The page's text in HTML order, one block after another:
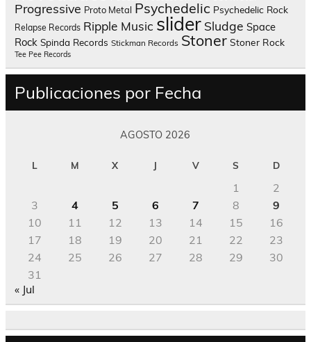
Progressive Proto Metal Psychedelic Psychedelic Rock
Relapse Records Ripple Music slider Sludge Space
Rock Spinda Records Stickman Records Stoner Stoner Rock
Tee Pee Records
Publicaciones por Fecha
AGOSTO 2026
L M X J V S D
1
2
3
4 5 6 7 8
9
10
11 12 13 14 15
16
17
18 19 20 21 22
23
24
25 26 27 28 29
30
31
« Jul